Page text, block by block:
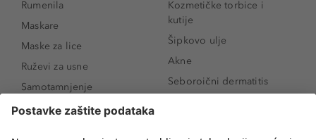
Rumenila
Maskare
Maske za lice
Ruževi za usne
Samotamnjenje
Puderi
Kozmetičke torbice i
kutije
Šipkovo ulje
Akne
Seboroični dermatitis